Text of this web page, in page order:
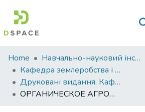
Communities
&
Collections
Home
Навчально-науковий інститут агротехнологій, селекції та екології
Кафедра землеробства і агрохімії ім. В.І.Сазанова
Друковані видання. Кафедра землеробства і агрохімії ім. В.І.Сазанова
ОРГАНИЧЕСКОЕ АГРОПРОИЗВОДСТВО КАК ЭФФЕКТИВНАЯ ЭКО- СОЦИО-ЭКОНОМИЧЕСКАЯ МОДЕЛЬ